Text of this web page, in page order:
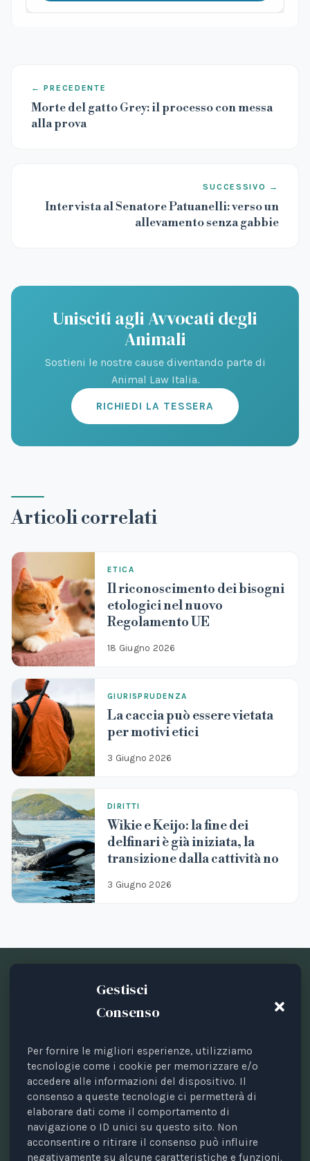
Gestisci
Consenso
Per fornire le migliori esperienze, utilizziamo
tecnologie come i cookie per memorizzare e/o
accedere alle informazioni del dispositivo. Il
consenso a queste tecnologie ci permetterà di
elaborare dati come il comportamento di
navigazione o ID unici su questo sito. Non
acconsentire o ritirare il consenso può influire
negativamente su alcune caratteristiche e funzioni.
← PRECEDENTE
Morte del gatto Grey: il processo con messa
alla prova
SUCCESSIVO →
Intervista al Senatore Patuanelli: verso un
allevamento senza gabbie
Unisciti agli Avvocati degli
Animali
Sostieni le nostre cause diventando parte di
Animal Law Italia.
RICHIEDI LA TESSERA
Articoli correlati
ETICA
Il riconoscimento dei bisogni
etologici nel nuovo
Regolamento UE
18 Giugno 2026
GIURISPRUDENZA
La caccia può essere vietata
per motivi etici
3 Giugno 2026
DIRITTI
Wikie e Keijo: la fine dei
delfinari è già iniziata, la
transizione dalla cattività no
3 Giugno 2026
Testata periodica registrata presso il Tribunale di Bari
n. 8/2023 del 18/09/2023.
Direttrice responsabile: Avv. Elisa Scarpino.
Direttore scientifico: Prof. Valerio Pocar.
Comitato di direzione: Annalisa Di Mauro, Maria